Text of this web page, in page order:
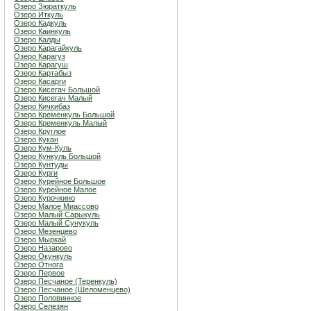
Озеро Зюраткуль
Озеро Иткуль
Озеро Кадкуль
Озеро Каинкуль
Озеро Калды
Озеро Карагайкуль
Озеро Карагуз
Озеро Карагуш
Озеро Картабыз
Озеро Касарги
Озеро Кисегач Большой
Озеро Кисегач Малый
Озеро Кичкибаз
Озеро Кременкуль Большой
Озеро Кременкуль Малый
Озеро Круглое
Озеро Кукан
Озеро Кум-Куль
Озеро Кункуль Большой
Озеро Кунтуды
Озеро Курги
Озеро Курейное Большое
Озеро Курейное Малое
Озеро Курочкино
Озеро Малое Миассово
Озеро Малый Сарыкуль
Озеро Малый Сунукуль
Озеро Мезенцево
Озеро Мыркай
Озеро Назарово
Озеро Окункуль
Озеро Отнога
Озеро Первое
Озеро Песчаное (Теренкуль)
Озеро Песчаное (Шеломенцево)
Озеро Половинное
Озеро Селезян